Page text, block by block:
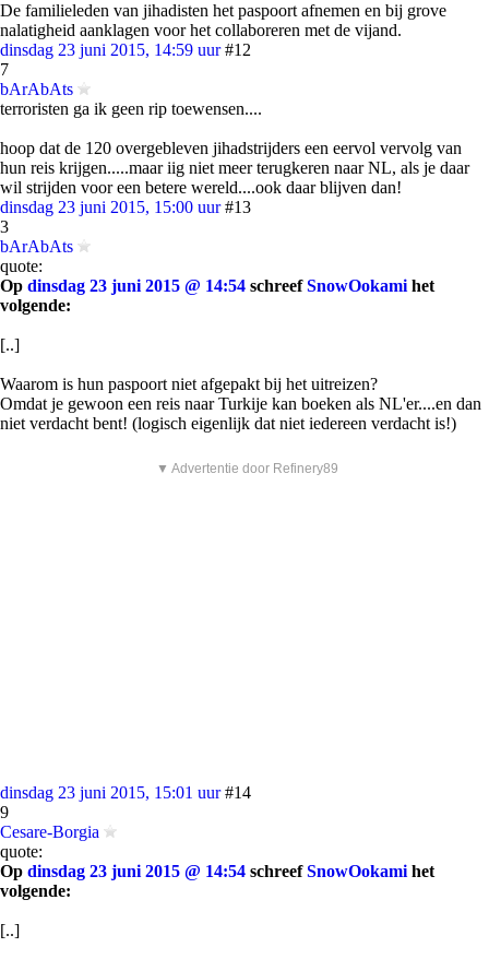
De familieleden van jihadisten het paspoort afnemen en bij grove
nalatigheid aanklagen voor het collaboreren met de vijand.
dinsdag 23 juni 2015, 14:59 uur #12
7
bArAbAts
terroristen ga ik geen rip toewensen....
hoop dat de 120 overgebleven jihadstrijders een eervol vervolg van
hun reis krijgen.....maar iig niet meer terugkeren naar NL, als je daar
wil strijden voor een betere wereld....ook daar blijven dan!
dinsdag 23 juni 2015, 15:00 uur #13
3
bArAbAts
quote:
Op dinsdag 23 juni 2015 @ 14:54 schreefSnowOokami het
volgende:
[..]
Waarom is hun paspoort niet afgepakt bij het uitreizen?
Omdat je gewoon een reis naar Turkije kan boeken als NL'er....en dan
niet verdacht bent! (logisch eigenlijk dat niet iedereen verdacht is!)
▼ Advertentie door Refinery89
dinsdag 23 juni 2015, 15:01 uur #14
9
Cesare-Borgia
quote:
Op dinsdag 23 juni 2015 @ 14:54 schreefSnowOokami het
volgende:
[..]